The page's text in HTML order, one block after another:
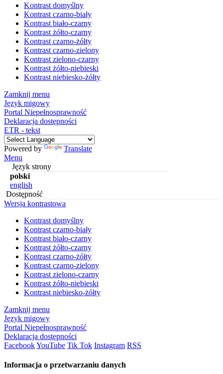
Kontrast domyślny
Kontrast czarno-biały
Kontrast biało-czarny
Kontrast żółto-czarny
Kontrast czarno-żółty
Kontrast czarno-zielony
Kontrast zielono-czarny
Kontrast żółto-niebieski
Kontrast niebiesko-żółty
Zamknij menu
Język migowy
Portal Niepełnosprawność
Deklaracja dostępności
ETR - tekst
Powered by
Translate
Menu
Język strony
polski
english
Dostępność
Wersja kontrastowa
Kontrast domyślny
Kontrast czarno-biały
Kontrast biało-czarny
Kontrast żółto-czarny
Kontrast czarno-żółty
Kontrast czarno-zielony
Kontrast zielono-czarny
Kontrast żółto-niebieski
Kontrast niebiesko-żółty
Zamknij menu
Język migowy
Portal Niepełnosprawność
Deklaracja dostępności
FacebookYouTube Tik Tok Instagram RSS
Informacja o przetwarzaniu danych